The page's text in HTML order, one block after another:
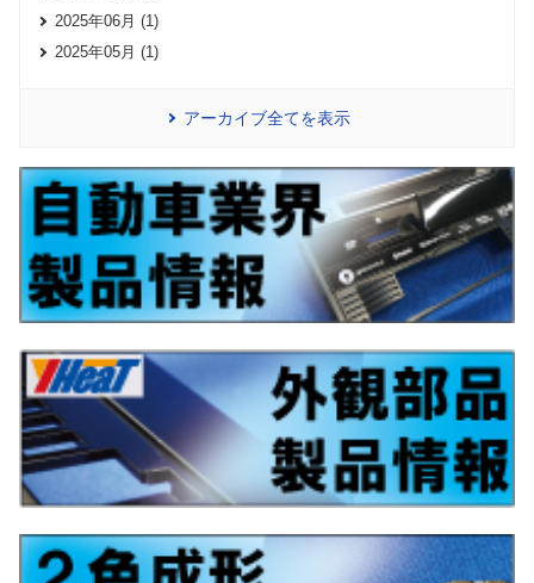
2025年06月 (1)
2025年05月 (1)
アーカイブ全てを表示